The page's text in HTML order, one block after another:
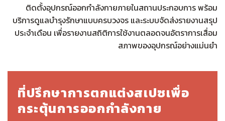
ติดตั้งอุปกรณ์ออกกำลังกายภายในสถานประกอบการ พร้อม
บริการดูแลบำรุงรักษาแบบครบวงจร และระบบจัดส่งรายงานสรุป
ประจำเดือน เพื่อรายงานสถิติการใช้งานตลอดจนอัตราการเสื่อม
สภาพของอุปกรณ์อย่างแม่นยำ
ที่ปรึกษาการตกแต่งสเปซเพื่อ
กระตุ้นการออกกำลังกาย